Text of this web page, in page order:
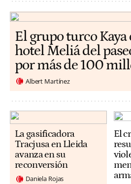
El grupo turco
hotel Meliá del
por más de 100
Albert Martínez
La gasificadora
Tracjusa en Lleida
avanza en su
reconversión
Daniela Rojas
El